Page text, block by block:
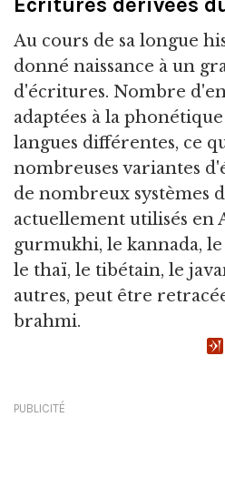
Au cours de sa longue
donné naissance à un
d'écritures. Nombre
adaptées à la
langues différentes, ce
nombreuses variantes
de nombreux systèmes
actuellement utilisés en
gurmukhi, le kannada,
le thaï, le tibétain, le
autres, peut être
brahmi.
PUBLICITÉ